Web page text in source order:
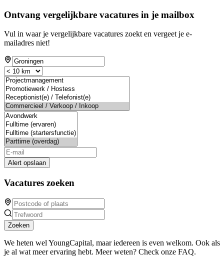
Ontvang vergelijkbare vacatures in je mailbox
Vul in waar je vergelijkbare vacatures zoekt en vergeet je e-
mailadres niet!
Alert opslaan
Vacatures zoeken
Zoeken
We heten wel YoungCapital, maar iedereen is even welkom. Ook als
je al wat meer ervaring hebt. Meer weten? Check onze FAQ.